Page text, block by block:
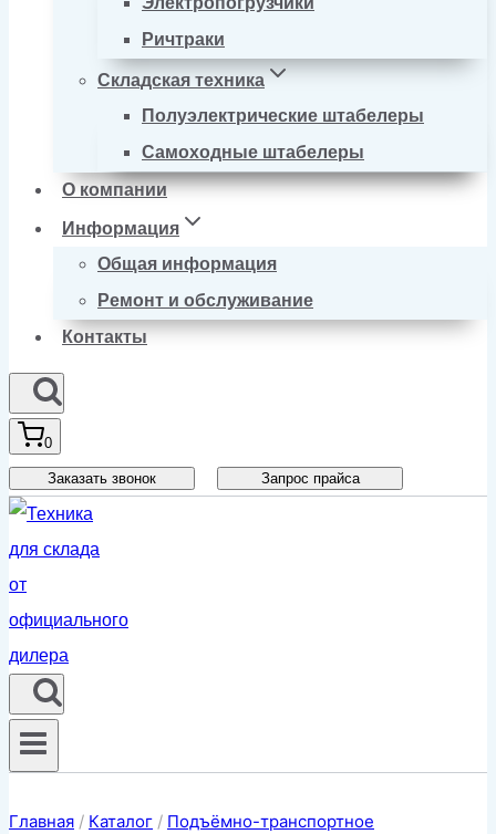
Ричтраки
Складская техника
Полуэлектрические штабелеры
Самоходные штабелеры
О компании
Информация
Общая информация
Ремонт и обслуживание
Контакты
0
Заказать звонок Запрос прайса
Главная / Каталог / Подъёмно-транспортное